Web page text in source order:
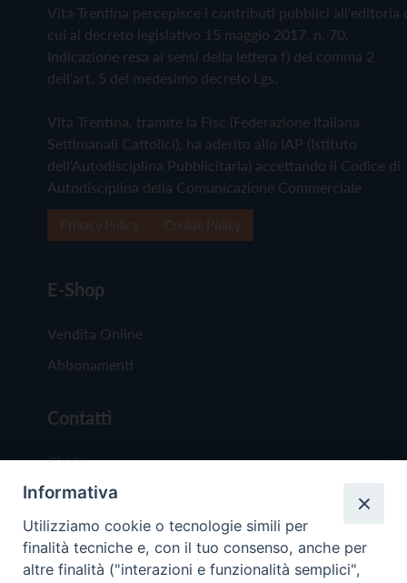
Vita Trentina percepisce i contributi pubblici all'editoria
cui al decreto legislativo 15 maggio 2017, n. 70.
Indicazione resa ai sensi della lettera f) del comma 2
dell'art. 5 del medesimo decreto Lgs.
Vita Trentina, tramite la Fisc (Federazione Italiana
Settimanali Cattolici), ha aderito allo IAP (Istituto
dell'Autodisciplina Pubblicitaria) accettando il Codice di
Autodisciplina della Comunicazione Commerciale
E-Shop
Vendita Online
Abbonamenti
Contatti
Chi Siamo
Redazione
Scrivici
Informativa
Utilizziamo cookie o tecnologie simili per
finalità tecniche e, con il tuo consenso, anche per
altre finalità ("interazioni e funzionalità semplici",